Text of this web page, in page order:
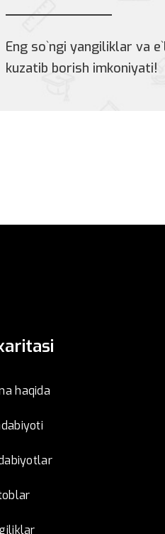
Eng so`ngi yangiliklar va
kuzatib borish imkoniyati!
haqida